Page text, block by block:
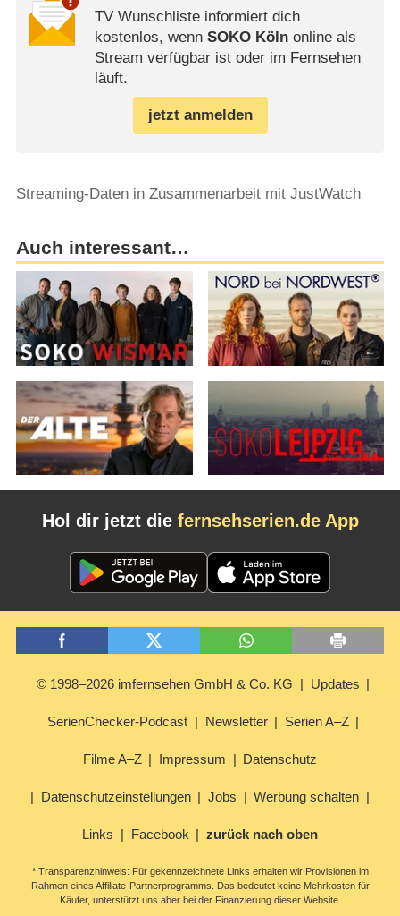
TV Wunschliste informiert dich
kostenlos, wenn SOKO Kölnonline als
Stream verfügbar ist oder im Fernsehen
läuft.
jetzt anmelden
Streaming-Daten in Zusammenarbeit mit JustWatch
Auch interessant…
Hol dir jetzt die fernsehserien.de App
© 1998–2026 imfernsehen GmbH & Co. KG Updates
SerienChecker-Podcast Newsletter Serien A–Z
Filme A–Z Impressum Datenschutz
Datenschutzeinstellungen Jobs Werbung schalten
Links Facebook zurück nach oben
* Transparenzhinweis: Für gekennzeichnete Links erhalten wir Provisionen im
Rahmen eines Affiliate-Partnerprogramms. Das bedeutet keine Mehrkosten für
Käufer, unterstützt uns aber bei der Finanzierung dieser Website.